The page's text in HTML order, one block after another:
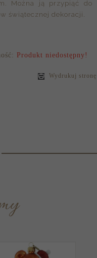
Można ją przypiąć do
świątecznej dekoracji.
Produkt niedostępny!
Wydrukuj stronę